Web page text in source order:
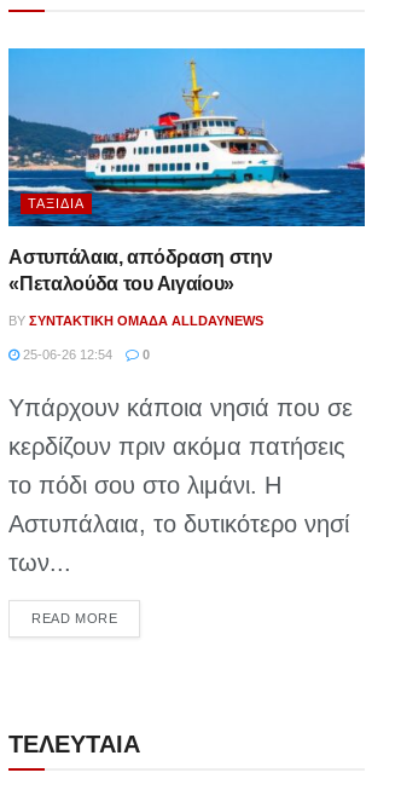
ΤΑΞΊΔΙΑ
Αστυπάλαια, απόδραση στην
«Πεταλούδα του Αιγαίου»
BY ΣΥΝΤΑΚΤΙΚΉ ΟΜΆΔΑ ALLDAYNEWS
25-06-26 12:54 0
Υπάρχουν κάποια νησιά που σε
κερδίζουν πριν ακόμα πατήσεις
το πόδι σου στο λιμάνι. Η
Αστυπάλαια, το δυτικότερο νησί
των...
READ MOREDETAILS
ΤΕΛΕΥΤΑΙΑ